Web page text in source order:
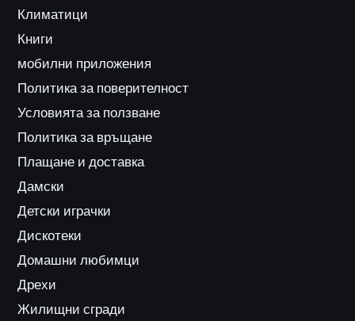
Климатици
Книги
мобилни приложения
Политика за поверителност
Условията за ползване
Политика за връщане
Плащане и доставка
Дамски
Детски играчки
Дискотеки
Домашни любимци
Дрехи
Жилищни сгради